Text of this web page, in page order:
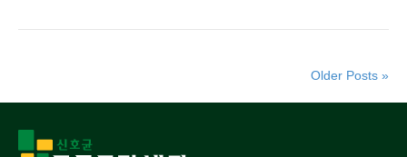
Older Posts »